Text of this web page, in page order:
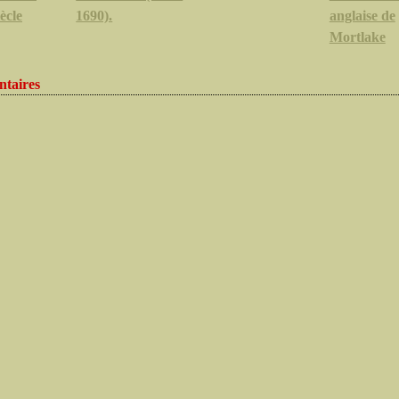
1690).
anglaise de
Mortlake